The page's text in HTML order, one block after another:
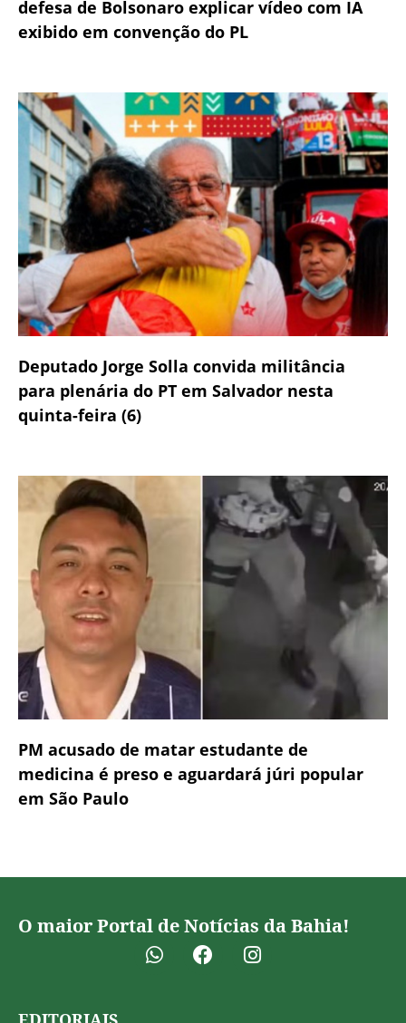
defesa de Bolsonaro explicar vídeo com IA
exibido em convenção do PL
Deputado Jorge Solla convida militância
para plenária do PT em Salvador nesta
quinta-feira (6)
PM acusado de matar estudante de
medicina é preso e aguardará júri popular
em São Paulo
O maior Portal de Notícias da Bahia!